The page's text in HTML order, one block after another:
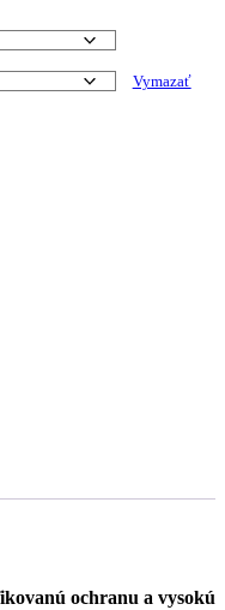
Vymazať
ochranu a vysokú